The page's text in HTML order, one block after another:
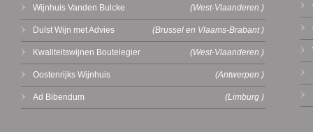
Wijnhuis Vanden Bulcke (West-Vlaanderen )
Dulst Wijn met Advies (Brussel en Vlaams-Brabant )
Kwaliteitswijnen Boutelegier (West-Vlaanderen )
Oostenrijks Wijnhuis (Antwerpen )
Ad Bibendum (Limburg )